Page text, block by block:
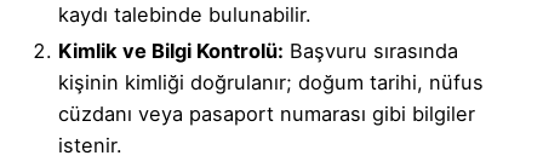
kaydı talebinde bulunabilir.
Kimlik ve Bilgi Kontrolü: Başvuru sırasında
kişinin kimliği doğrulanır; doğum tarihi, nüfus
cüzdanı veya pasaport numarası gibi bilgiler
istenir.